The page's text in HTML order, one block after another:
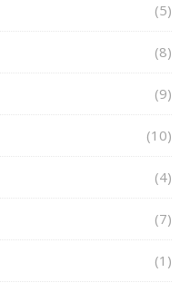
(5)
(8)
(9)
(10)
(4)
(7)
(1)